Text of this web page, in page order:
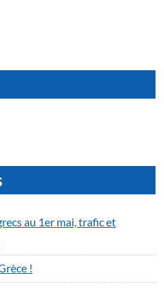
au 1er mai, trafic et
!